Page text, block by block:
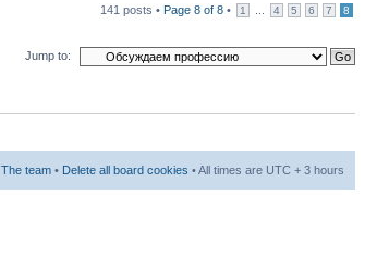
141 posts • Page 8 of 8 • 1 4 5 6 7 8
Jump to:
The team • Delete all board cookies • All times are UTC + 3 hours